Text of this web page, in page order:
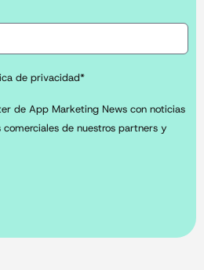
de privacidad*
de App Marketing News con noticias
de nuestros partners y